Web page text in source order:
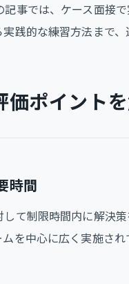
事では、ケース面接
践的な練習方法まで
価ポイント
時間
て制限時間内に解決
を中心に広く実施さ